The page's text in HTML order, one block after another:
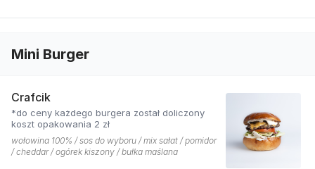
Mini Burger
Crafcik
*do ceny każdego burgera został doliczony
koszt opakowania 2 zł
wołowina 100% / sos do wyboru / mix sałat / pomidor
/ cheddar / ogórek kiszony / bułka maślana